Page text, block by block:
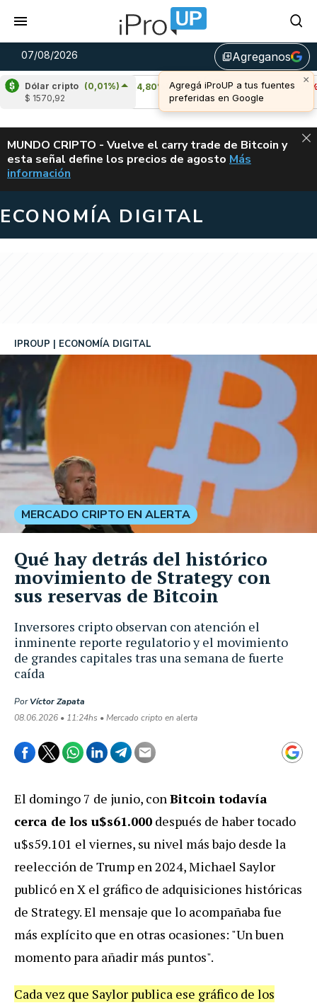
07/08/2026 library_addAgreganos
Dólar cripto (0,01%)
$ 1570,92
Cardano (4,80%)
u$s 0,20
Avalanche (-3,48%)
u$s 6,42
ALERTA
MUNDO CRIPTO - Vuelve el carry trade de Bitcoin y
esta señal define los precios de agosto VUELVE EL
Más
información
ECONOMÍA DIGITAL
Inversores cripto observan con atención el
inminente reporte regulatorio y el movimiento
de grandes capitales tras una semana de fuerte
caída
IPROUP ECONOMÍA DIGITAL
PorVíctor Zapata
08.06.2026 • 11:24hs • Mercado cripto en alerta
MERCADO CRIPTO EN ALERTA
Qué hay detrás del histórico
movimiento de Strategy con
sus reservas de Bitcoin
El domingo 7 de junio, conBitcoin todavía
cerca de los u$s61.000 después de haber tocado
u$s59.101 el viernes, su nivel más bajo desde la
reelección de Trump en 2024, Michael Saylor
publicó en X el gráfico de adquisiciones históricas
de Strategy. El mensaje que lo acompañaba fue
más explícito que en otras ocasiones: "Un buen
momento para añadir más puntos".
Cada vez que Saylor publica ese gráfico de los